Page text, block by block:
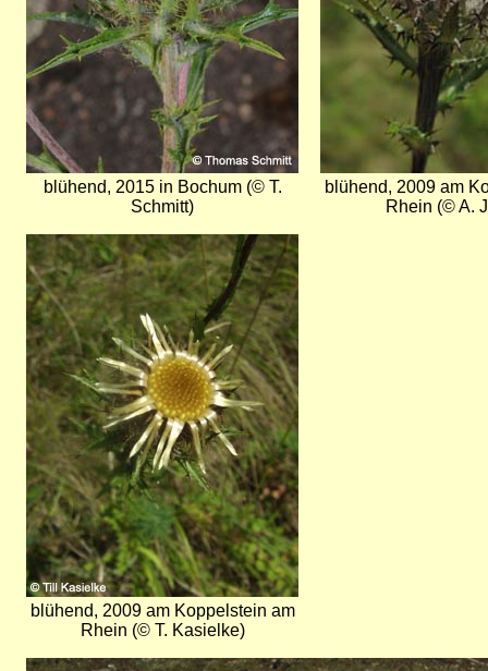
blühend, 2015 in Bochum (© T.
Schmitt)
blühend, 2009 am
Rhein (© A.
Bild
blühend, 2009 am Koppelstein am
Rhein (© T. Kasielke)